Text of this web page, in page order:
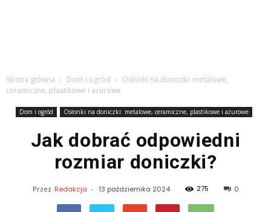
Strona główna Dom i ogród
Osłonki na doniczki: metalowe,
ceramiczne, plastikowe i ażurowe
Dom i ogród Osłonki na doniczki: metalowe, ceramiczne, plastikowe i ażurowe
Jak dobrać odpowiedni
rozmiar doniczki?
Przez Redakcja - 13 października 2024 275 0